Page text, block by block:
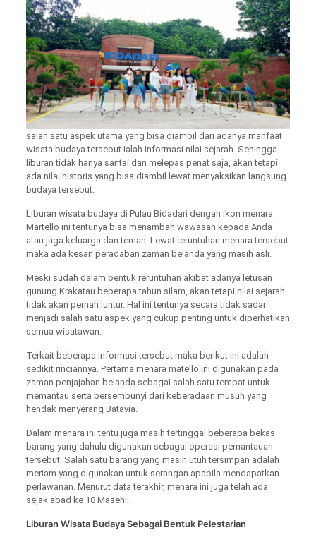
salah satu aspek utama yang bisa diambil dari adanya manfaat
wisata budaya tersebut ialah informasi nilai sejarah. Sehingga
liburan tidak hanya santai dan melepas penat saja, akan tetapi
ada nilai historis yang bisa diambil lewat menyaksikan langsung
budaya tersebut.
Liburan wisata budaya di Pulau Bidadari dengan ikon menara
Martello ini tentunya bisa menambah wawasan kepada Anda
atau juga keluarga dan teman. Lewat reruntuhan menara tersebut
maka ada kesan peradaban zaman belanda yang masih asli.
Meski sudah dalam bentuk reruntuhan akibat adanya letusan
gunung Krakatau beberapa tahun silam, akan tetapi nilai sejarah
tidak akan pernah luntur. Hal ini tentunya secara tidak sadar
menjadi salah satu aspek yang cukup penting untuk diperhatikan
semua wisatawan.
Terkait beberapa informasi tersebut maka berikut ini adalah
sedikit rinciannya. Pertama menara matello ini digunakan pada
zaman penjajahan belanda sebagai salah satu tempat untuk
memantau serta bersembunyi dari keberadaan musuh yang
hendak menyerang Batavia.
Dalam menara ini tentu juga masih tertinggal beberapa bekas
barang yang dahulu digunakan sebagai operasi pemantauan
tersebut. Salah satu barang yang masih utuh tersimpan adalah
meriam yang digunakan untuk serangan apabila mendapatkan
perlawanan. Menurut data terakhir, menara ini juga telah ada
sejak abad ke 18 Masehi.
Liburan Wisata Budaya Sebagai Bentuk Pelestarian